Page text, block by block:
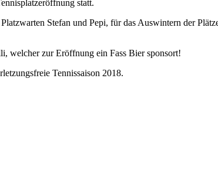
statt.
Stefan und Pepi, für das Auswintern der
welcher zur Eröffnung ein Fass Bier sponsort!
Tennissaison 2018.